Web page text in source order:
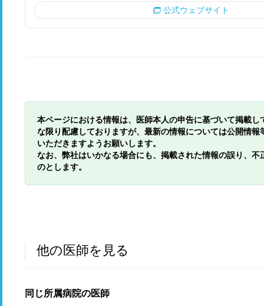
公式ウェブサイト
本ページにおける情報は、医師本人の申告に基づいて掲載
な限り配慮しておりますが、最新の情報については公開情
いただきますようお願いします。
なお、弊社はいかなる場合にも、掲載された情報の誤り、
のとします。
他の医師を見る
同じ所属病院の医師